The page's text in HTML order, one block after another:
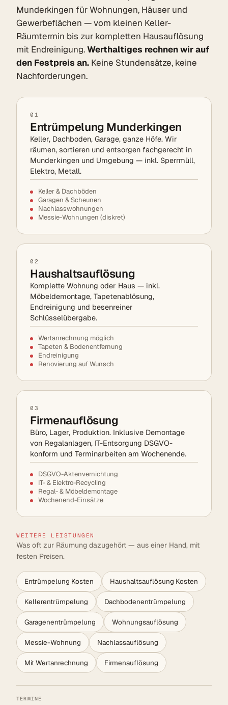
Munderkingen für Wohnungen, Häuser und
Gewerbeflächen — vom kleinen Keller-
Räumtermin bis zur kompletten Hausauflösung
mit Endreinigung.Werthaltiges rechnen wir auf
den Festpreis an. Keine Stundensätze, keine
Nachforderungen.
01
Entrümpelung Munderkingen
Keller, Dachboden, Garage, ganze Höfe. Wir
räumen, sortieren und entsorgen fachgerecht in
Munderkingen und Umgebung — inkl. Sperrmüll,
Elektro, Metall.
Keller & Dachböden
Garagen & Scheunen
Nachlasswohnungen
Messie-Wohnungen (diskret)
02
Haushaltsauflösung
Komplette Wohnung oder Haus — inkl.
Möbeldemontage, Tapetenablösung,
Endreinigung und besenreiner
Schlüsselübergabe.
Wertanrechnung möglich
Tapeten & Bodenentfernung
Endreinigung
Renovierung auf Wunsch
03
Firmenauflösung
Büro, Lager, Produktion. Inklusive Demontage
von Regalanlagen, IT-Entsorgung DSGVO-
konform und Terminarbeiten am Wochenende.
DSGVO-Aktenvernichtung
IT- & Elektro-Recycling
Regal- & Möbeldemontage
Wochenend-Einsätze
WEITERE LEISTUNGEN
Was oft zur Räumung dazugehört — aus einer Hand, mit
festen Preisen.
Entrümpelung Kosten Haushaltsauflösung Kosten
Kellerentrümpelung Dachbodenentrümpelung
Garagenentrümpelung Wohnungsauflösung
Messie-Wohnung Nachlassauflösung
Mit Wertanrechnung Firmenauflösung
TERMINE